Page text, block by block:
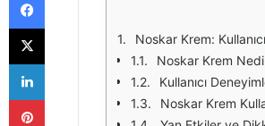
Noskar Krem:
Noskar Krem
Kullanıcı
Noskar Krem
X
LinkedIn
Pinterest